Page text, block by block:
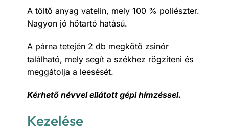
A töltő anyag vatelin, mely 100 % poliészter.
Nagyon jó hőtartó hatású.
A párna tetején 2 db megkötő zsinór
található, mely segít a székhez rögzíteni és
meggátolja a leesését.
Kérhető névvel ellátott gépi hímzéssel.
Kezelése